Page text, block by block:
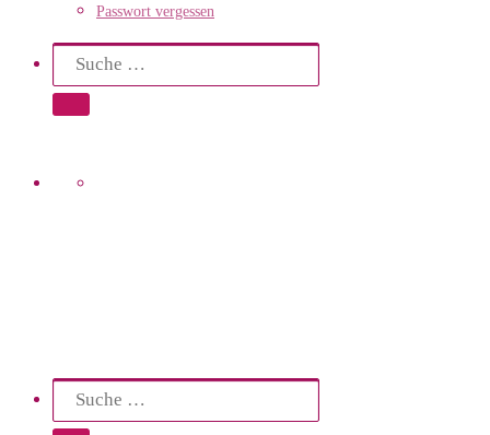
Passwort vergessen
Search
Suche
Suche …
Search
Suche